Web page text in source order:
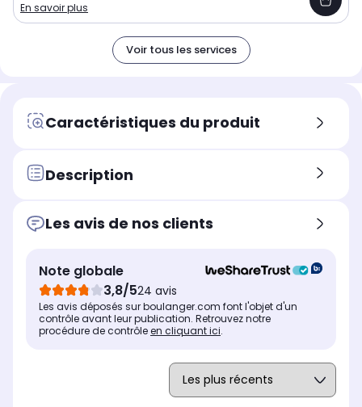
En savoir plus
Voir tous les services
Caractéristiques du produit
Description
Les avis de nos clients
Note globale
3,8/524 avis
Les avis déposés sur boulanger.com font l'objet d'un
contrôle avant leur publication. Retrouvez notre
procédure de contrôleen cliquant ici.